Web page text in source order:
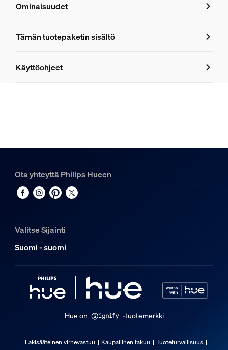
Ominaisuudet
Ominaisuudet
8719514873155
Hue Perifo-kisko 1 m
Hue Perifo straight connector -liitin
1
Tämän tuotepaketin sisältö
Käyttöohjeet
Ota yhteyttä Philips Hueen
Valitse Sijainti
Suomi - suomi
Hue on -tuotemerkki
Lakisääteinen virhevastuu Kaupallinen takuu
Tuoteturvallisuus